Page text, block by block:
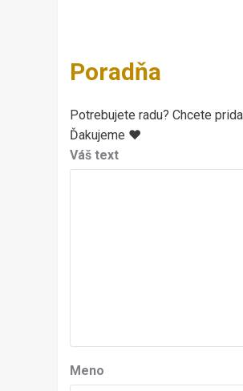
Poradňa
Potrebujete radu? Chcete
Ďakujeme ♥
Váš text
Meno